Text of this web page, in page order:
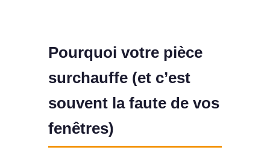
Pourquoi votre pièce
surchauffe (et c’est
souvent la faute de vos
fenêtres)